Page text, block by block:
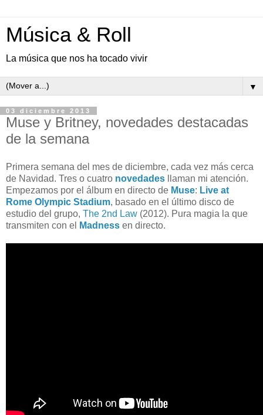
Música & Roll
La música que nos ha tocado vivir
▼
03 diciembre 2013
Muse y Britney, novedades destacadas
de la semana
Primera semana del mes de diciembre, cada vez más cerca
de Navidad. Tres o cuatro novedades llaman mi atención.
Empezamos por el álbum en directo de Muse: Live at
Rome Olympic Stadium, basado en el último disco de
estudio del grupo, The 2nd Law (2012). Pura magia la que
transmiten con el
Madness en directo.